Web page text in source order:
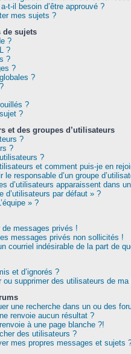
t-il besoin d’être approuvé ?
mes sujets ?
de sujets
?
?
?
?
?
?
?
et des groupes d’utilisateurs
?
?
?
et comment puis-je en
le responsable d’un groupe
d’utilisateurs apparaissent dans
d’utilisateurs par défaut » ?
» ?
messages privés !
messages privés non sollicités !
courriel indésirable de la part de
et d’ignorés ?
supprimer des utilisateurs de ma
une recherche dans un ou des
renvoie aucun résultat ?
à une page blanche ?!
des utilisateurs ?
mes propres messages et sujets